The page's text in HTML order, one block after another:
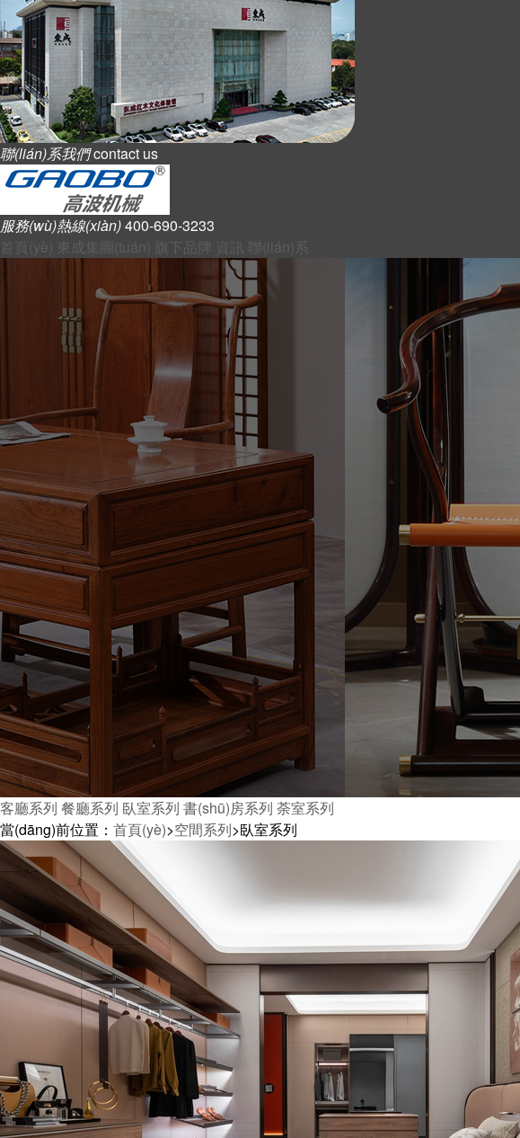
聯(lián)系我們contact us
服務(wù)熱線(xiàn)400-690-3233
首頁(yè) 東成集團(tuán) 旗下品牌 資訊 聯(lián)系
客廳系列 餐廳系列 臥室系列 書(shū)房系列 荼室系列
當(dāng)前位置： 首頁(yè)>空間系列>臥室系列